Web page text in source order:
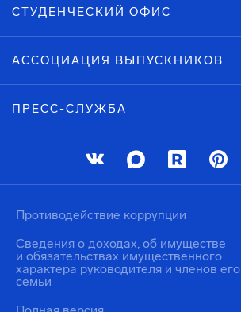
СТУДЕНЧЕСКИЙ ОФИС
АССОЦИАЦИЯ ВЫПУСКНИКОВ
ПРЕСС-СЛУЖБА
Противодействие коррупции
Сведения о доходах, об имуществе
и обязательствах имущественного
характера руководителя и членов его
семьи